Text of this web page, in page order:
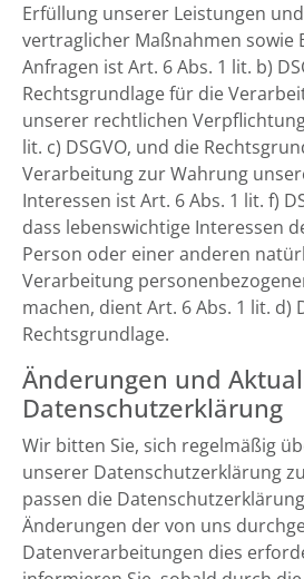
Erfüllung unserer Leistungen
vertraglicher Maßnahmen sowie
Anfragen ist Art. 6 Abs. 1 lit. b)
Rechtsgrundlage für die
unserer rechtlichen
lit. c) DSGVO, und die
Verarbeitung zur Wahrung
Interessen ist Art. 6 Abs. 1 lit. f)
dass lebenswichtige Interessen
Person oder einer anderen
Verarbeitung
machen, dient Art. 6 Abs. 1 lit. d)
Rechtsgrundlage.
Änderungen und
Datenschutzerklärung
Wir bitten Sie, sich regelmäßig
unserer Datenschutzerklärung
passen die
Änderungen der von uns
Datenverarbeitungen dies